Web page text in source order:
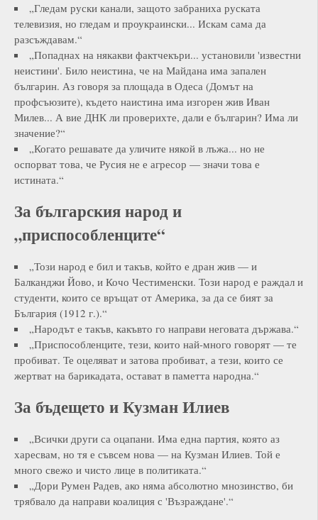
„Гледам руски канали, защото забраниха руската
телевизия, но гледам и проукраински... Искам сама да
разсъждавам.“
„Попаднах на някакви фактчекъри... установили 'известни
неистини'. Било неистина, че на Майдана има запален
българин. Аз говоря за площада в Одеса (Домът на
профсъюзите), където наистина има изгорен жив Иван
Милев... А вие ДНК ли проверихте, дали е българин? Има ли
значение?“
„Когато решавате да уличите някой в лъжа... но не
оспорват това, че Русия не е агресор — значи това е
истината.“
За българския народ и
„приспособленците“
„Този народ е бил и такъв, който е дран жив — и
Балканджи Йово, и Кочо Честименски. Този народ е раждал и
студенти, които се връщат от Америка, за да се бият за
България (1912 г.).“
„Народът е такъв, какъвто го направи неговата държава.“
„Приспособленците, тези, които най-много говорят — те
пробиват. Те оцеляват и затова пробиват, а тези, които се
жертват на барикадата, остават в паметта народна.“
За бъдещето и Кузман Илиев
„Всички други са оцапани. Има една партия, която аз
харесвам, но тя е съвсем нова — на Кузман Илиев. Той е
много свежо и чисто лице в политиката.“
„Дори Румен Радев, ако няма абсолютно мнозинство, би
трябвало да направи коалиция с 'Възраждане'.“